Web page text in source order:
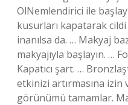
OlNemlendirici ile
kusurları kapatarak
inanılsa da. … Makyaj
makyajıyla başlayın. …
Kapatıcı şart. …
etkinizi artırmasına
görünümü tamamlar.